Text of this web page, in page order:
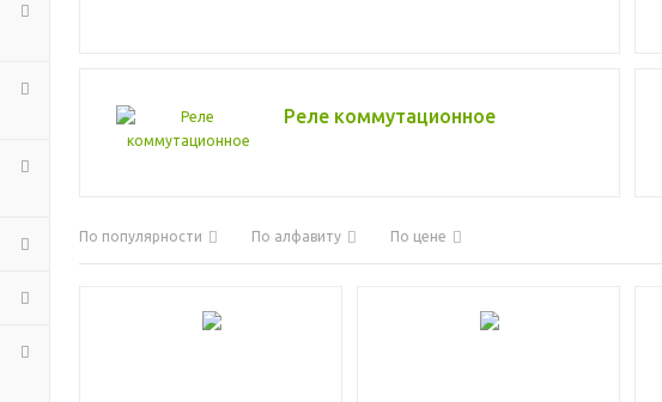
Реле коммутационное
По популярности По алфавиту По цене